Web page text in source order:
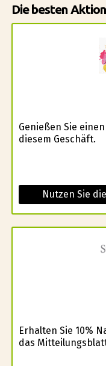
Die besten
Genießen Sie
diesem Geschäft.
Nutzen Sie
Erhalten Sie 10%
das